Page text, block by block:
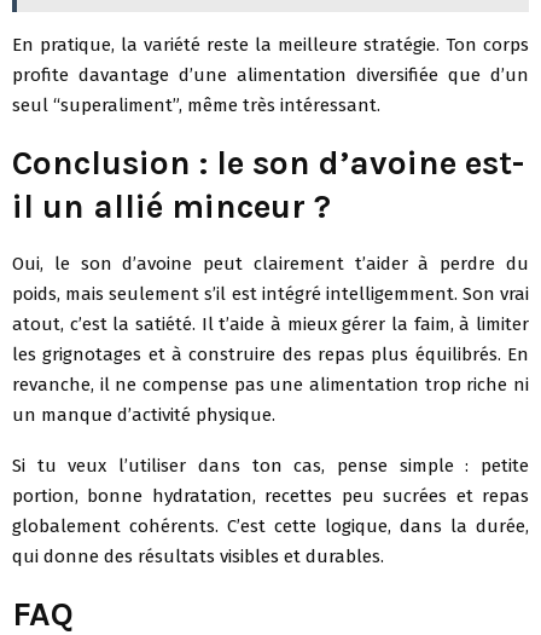
En pratique, la variété reste la meilleure stratégie. Ton corps
profite davantage d’une alimentation diversifiée que d’un
seul “superaliment”, même très intéressant.
Conclusion : le son d’avoine est-
il un allié minceur ?
Oui, le son d’avoine peut clairement t’aider à perdre du
poids, mais seulement s’il est intégré intelligemment. Son vrai
atout, c’est la satiété. Il t’aide à mieux gérer la faim, à limiter
les grignotages et à construire des repas plus équilibrés. En
revanche, il ne compense pas une alimentation trop riche ni
un manque d’activité physique.
Si tu veux l’utiliser dans ton cas, pense simple : petite
portion, bonne hydratation, recettes peu sucrées et repas
globalement cohérents. C’est cette logique, dans la durée,
qui donne des résultats visibles et durables.
FAQ